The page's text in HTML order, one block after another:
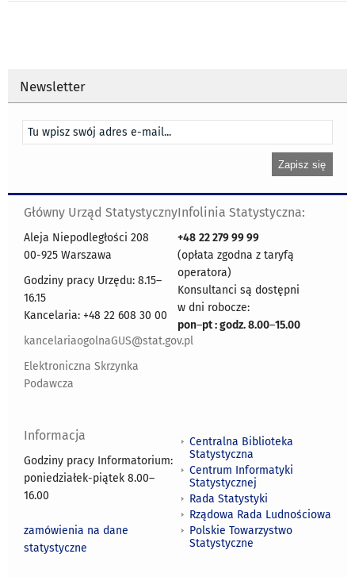
Newsletter
Główny Urząd Statystyczny
Aleja Niepodległości 208
00-925 Warszawa
Godziny pracy Urzędu: 8.15–
16.15
Kancelaria: +48 22 608 30 00
kancelariaogolnaGUS@stat.gov.pl
Elektroniczna Skrzynka
Podawcza
Infolinia Statystyczna:
+48 22 279 99 99
(opłata zgodna z taryfą
operatora)
Konsultanci są dostępni
w dni robocze:
pon–pt : godz. 8.00–15.00
Informacja
Godziny pracy Informatorium:
poniedziałek-piątek 8.00–
16.00
zamówienia na dane
statystyczne
Centralna Biblioteka
Statystyczna
Centrum Informatyki
Statystycznej
Rada Statystyki
Rządowa Rada Ludnościowa
Polskie Towarzystwo
Statystyczne